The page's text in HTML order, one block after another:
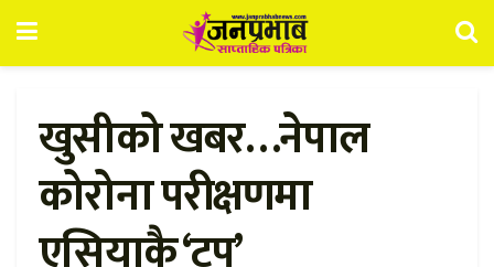
खुसीको खबर…नेपाल
कोरोना परीक्षणमा